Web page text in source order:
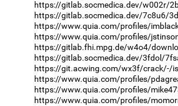
https://gitlab.socmedica.dev/w002r/
https://gitlab.socmedica.dev/7c8u6/
https://www.quia.com/profiles/
https://www.quia.com/profiles/
https://gitlab.fhi.mpg.de/w4o4/
https://gitlab.socmedica.dev/3fdol/
https://git.acwing.com/wx3f/crack/-/
https://www.quia.com/profiles/
https://www.quia.com/profiles/
https://www.quia.com/profiles/